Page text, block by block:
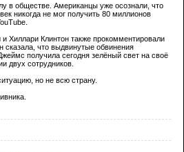
в обществе. Американцы уже осознали, что
никогда не мог получить 80 миллионов
Хиллари Клинтон также прокомментировали
сказала, что выдвинутые обвинения
получила сегодня зелёный свет на своё
двух сотрудников.
но не всю страну.